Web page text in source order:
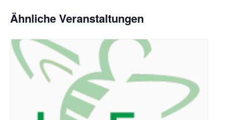
Ähnliche Veranstaltungen